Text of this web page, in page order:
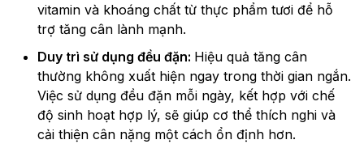
vitamin và khoáng chất từ thực phẩm tươi để hỗ
trợ tăng cân lành mạnh.
Duy trì sử dụng đều đặn: Hiệu quả tăng cân
thường không xuất hiện ngay trong thời gian ngắn.
Việc sử dụng đều đặn mỗi ngày, kết hợp với chế
độ sinh hoạt hợp lý, sẽ giúp cơ thể thích nghi và
cải thiện cân nặng một cách ổn định hơn.